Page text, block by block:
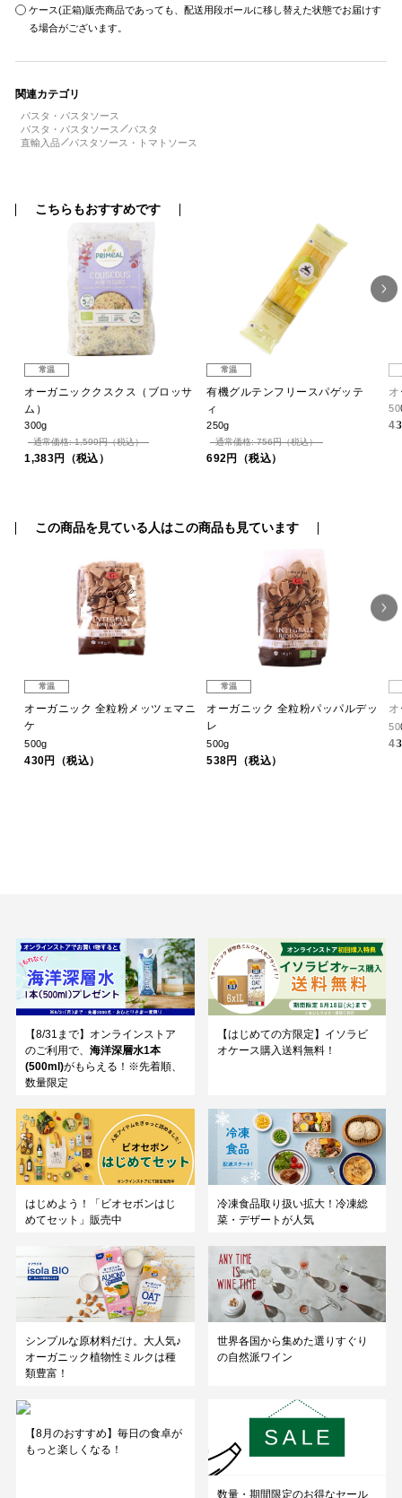
ケース(正箱)販売商品であっても、配送用段ボールに移し替えた状態でお届けす
る場合がございます。
関連カテゴリ
パスタ・パスタソース
パスタ・パスタソース
パスタ
直輸入品
パスタソース・トマトソース
こちらもおすすめです
常温
オーガニッククスクス（ブロッサ
ム）
300g
通常価格: 1,599円（税込）
1,383円（税込）
常温
有機グルテンフリースパゲッテ
ィ
250g
通常価格: 756円（税込）
692円（税込）
この商品を見ている人はこの商品も見ています
常温
オーガニック 全粒粉メッツェマニ
ケ
500g
430円（税込）
常温
オーガニック 全粒粉パッパルデッ
レ
500g
538円（税込）
【8/31まで】オンラインストア
のご利用で、 海洋深層水1本
(500ml)がもらえる！※先着順、
数量限定
【はじめての方限定】イソラビ
オケース購入送料無料！
はじめよう！「ビオセボンはじ
めてセット」販売中
冷凍食品取り扱い拡大！冷凍総
菜・デザートが人気
シンプルな原材料だけ。大人気♪
オーガニック植物性ミルクは種
類豊富！
世界各国から集めた選りすぐり
の自然派ワイン
【8月のおすすめ】毎日の食卓が
もっと楽しくなる！
数量・期間限定のお得なセール